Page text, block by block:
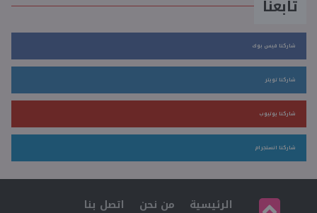
تابعنا
شاركنا فيس بوك
شاركنا تويتر
شاركنا يوتيوب
شاركنا انستجرام
الرئيسية من نحن اتصل بنا